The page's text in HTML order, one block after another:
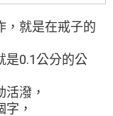
，就是在戒子的
是0.1公分的公
潑，
，